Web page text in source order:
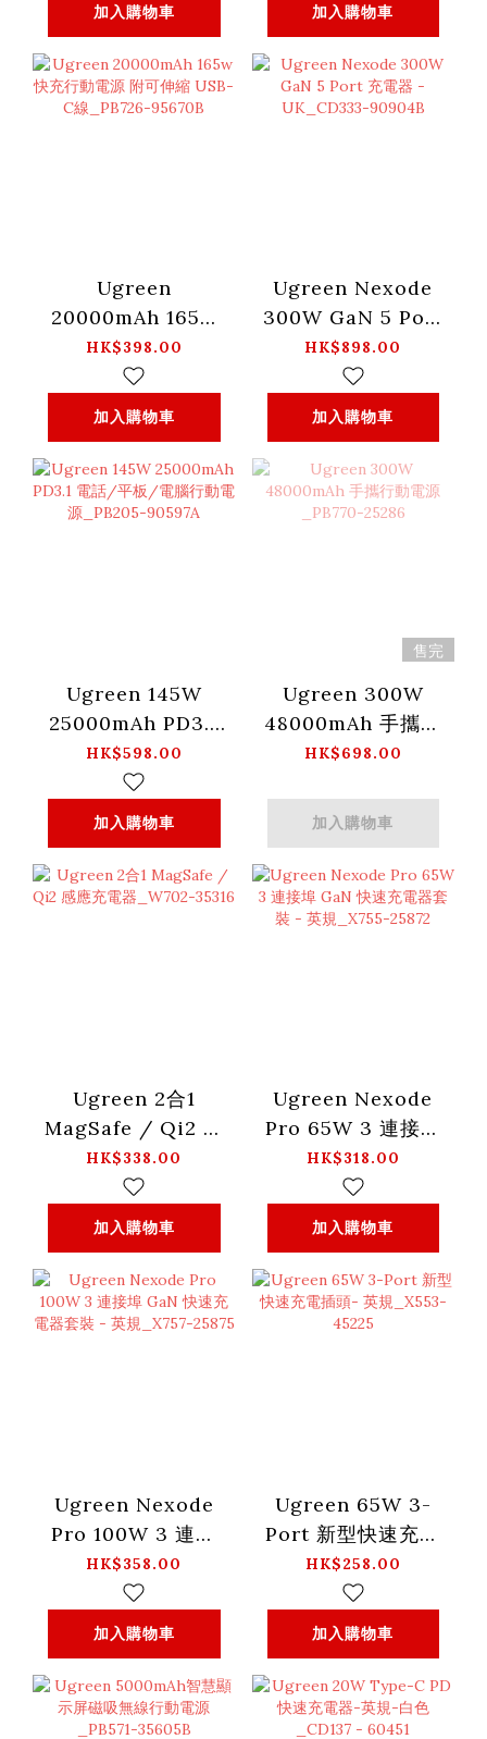
加入購物車 加入購物車
Ugreen
20000mAh 165w
快充行動電源 附可
伸縮 USB-C線
_PB726-95670B
HK$398.00
加入購物車
Ugreen Nexode
300W GaN 5 Port
充電器 -
UK_CD333-
90904B
HK$898.00
加入購物車
Ugreen 145W
25000mAh PD3.1
電話/平板/電腦行
動電源_PB205-
90597A
HK$598.00
加入購物車
售完
Ugreen 300W
48000mAh 手攜行
動電源_PB770-
HK$698.00
加入購物車
Ugreen 2合1
MagSafe / Qi2 感
應充電器_W702-
35316
HK$338.00
加入購物車
Ugreen Nexode
Pro 65W 3 連接埠
GaN 快速充電器套
裝 - 英規_X755-
25872
HK$318.00
加入購物車
Ugreen Nexode
Pro 100W 3 連接
埠 GaN 快速充電器
套裝 - 英規_X757-
25875
HK$358.00
加入購物車
Ugreen 65W 3-
Port 新型快速充電
插頭- 英規_X553-
45225
HK$258.00
加入購物車